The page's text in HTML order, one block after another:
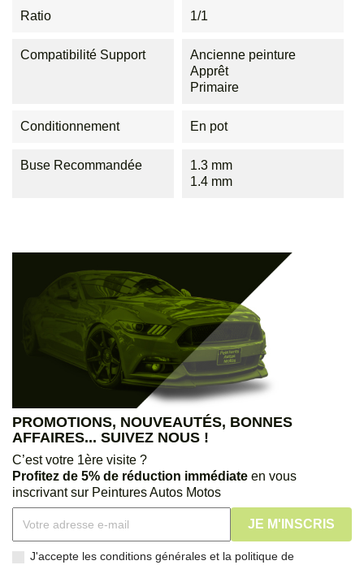
Ratio 1/1
Compatibilité Support
Ancienne peinture
Apprêt
Primaire
Conditionnement En pot
Buse Recommandée
1.3 mm
1.4 mm
PROMOTIONS, NOUVEAUTÉS, BONNES
AFFAIRES... SUIVEZ NOUS !
C’est votre 1ère visite ?
Profitez de 5% de réduction immédiate en vous
inscrivant sur Peintures Autos Motos
J'accepte les conditions générales et la politique de